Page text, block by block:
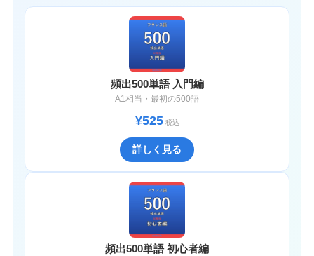
頻出500単語 入門編
A1相当・最初の500語
¥525税込
詳しく見る
頻出500単語 初心者編